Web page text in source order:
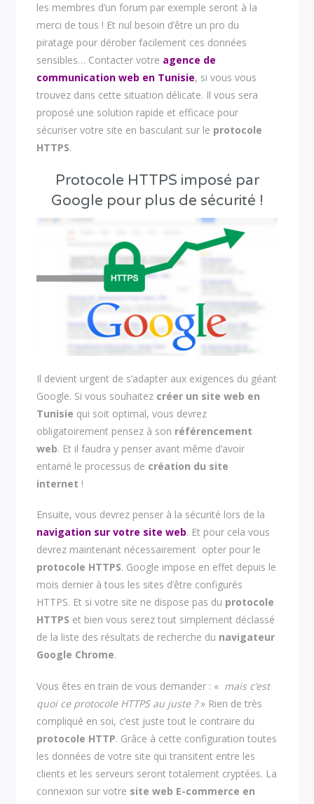
les membres d’un forum par exemple seront à la
merci de tous ! Et nul besoin d’être un pro du
piratage pour dérober facilement ces données
sensibles… Contacter votre agence de
communication web en Tunisie, si vous vous
trouvez dans cette situation délicate. Il vous sera
proposé une solution rapide et efficace pour
sécuriser votre site en basculant sur le protocole
HTTPS.
Protocole HTTPS imposé par
Google pour plus de sécurité !
Il devient urgent de s’adapter aux exigences du géant
Google. Si vous souhaitez créer un site web en
Tunisie qui soit optimal, vous devrez
obligatoirement pensez à son référencement
web. Et il faudra y penser avant même d’avoir
entamé le processus de création du site
internet !
Ensuite, vous devrez penser à la sécurité lors de la
navigation sur votre site web. Et pour cela vous
devrez maintenant nécessairement opter pour le
protocole HTTPS. Google impose en effet depuis le
mois dernier à tous les sites d’être configurés
HTTPS. Et si votre site ne dispose pas du protocole
HTTPS et bien vous serez tout simplement déclassé
de la liste des résultats de recherche du navigateur
Google Chrome.
Vous êtes en train de vous demander : « mais c’est
quoi ce protocole HTTPS au juste ?» Rien de très
compliqué en soi, c’est juste tout le contraire du
protocole HTTP. Grâce à cette configuration toutes
les données de votre site qui transitent entre les
clients et les serveurs seront totalement cryptées. La
connexion sur votre site web E-commerce en